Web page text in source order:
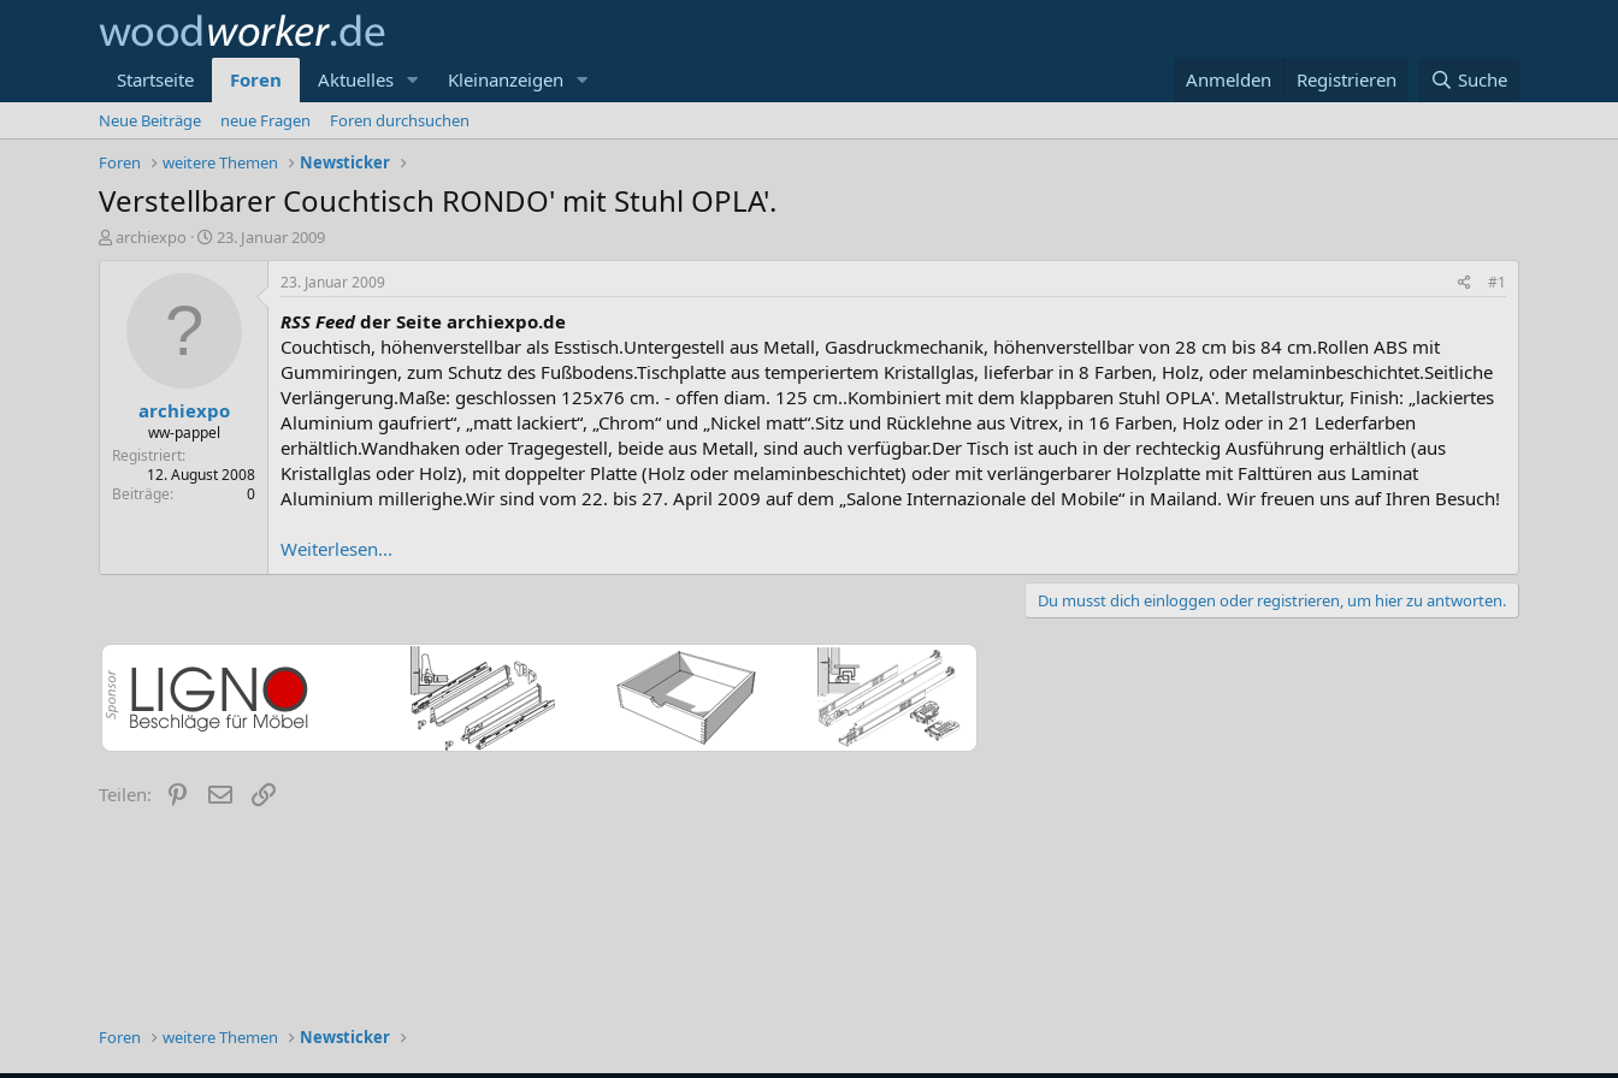
Startseite Foren Aktuelles Kleinanzeigen Anmelden Registrieren Suche
Neue Beiträge neue Fragen
Foren durchsuchen
Foren
weitere Themen Newsticker
Verstellbarer Couchtisch RONDO' mit Stuhl OPLA'.
E
archiexpo
E
a
m
23. Januar 2009
archiexpo
ww-pappel
Registriert
12. August 2008
Beiträge
0
23. Januar 2009 #1
RSS Feedder Seite archiexpo.de
Couchtisch, höhenverstellbar als Esstisch.Untergestell aus Metall, Gasdruckmechanik, höhenverstellbar von 28 cm bis 84 cm.Rollen ABS mit
Gummiringen, zum Schutz des Fußbodens.Tischplatte aus temperiertem Kristallglas, lieferbar in 8 Farben, Holz, oder melaminbeschichtet.Seitliche
Verlängerung.Maße: geschlossen 125x76 cm. - offen diam. 125 cm..Kombiniert mit dem klappbaren Stuhl OPLA'. Metallstruktur, Finish: „lackiertes
Aluminium gaufriert“, „matt lackiert“, „Chrom“ und „Nickel matt“.Sitz und Rücklehne aus Vitrex, in 16 Farben, Holz oder in 21 Lederfarben
erhältlich.Wandhaken oder Tragegestell, beide aus Metall, sind auch verfügbar.Der Tisch ist auch in der rechteckig Ausführung erhältlich (aus
Kristallglas oder Holz), mit doppelter Platte (Holz oder melaminbeschichtet) oder mit verlängerbarer Holzplatte mit Falttüren aus Laminat
Aluminium millerighe.Wir sind vom 22. bis 27. April 2009 auf dem „Salone Internazionale del Mobile“ in Mailand. Wir freuen uns auf Ihren Besuch!
Weiterlesen...
Du musst dich einloggen oder registrieren, um hier zu antworten.
Teilen: Pinterest
E-Mail
Foren weitere Themen Newsticker